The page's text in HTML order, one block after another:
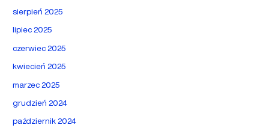
sierpień 2025
lipiec 2025
czerwiec 2025
kwiecień 2025
marzec 2025
grudzień 2024
październik 2024